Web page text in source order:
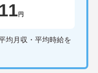
円
均月収・平均時給を